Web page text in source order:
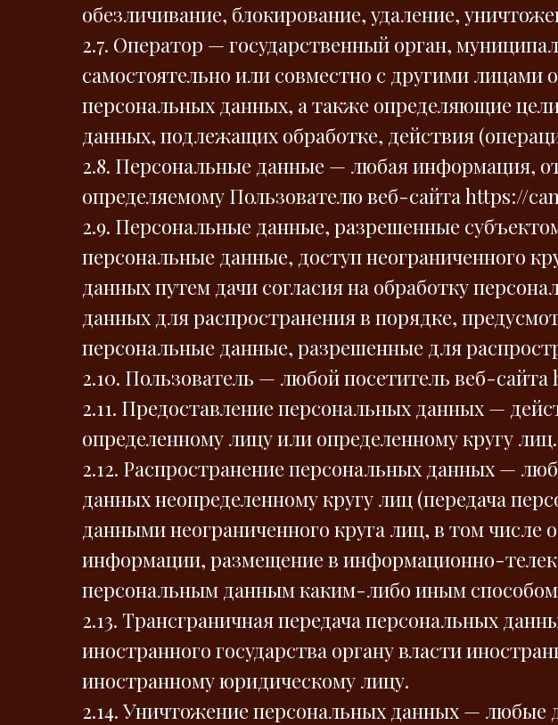
обезличивание, блокирование, удаление,
2.7. Оператор — государственный орган,
самостоятельно или совместно с другими
персональных данных, а также определяющие
данных, подлежащих обработке, действия
2.8. Персональные данные — любая информация,
определяемому Пользователю веб-сайта https://
2.9. Персональные данные, разрешенные
персональные данные, доступ неограниченного
данных путем дачи согласия на обработку
данных для распространения в порядке,
персональные данные, разрешенные для
2.10. Пользователь — любой посетитель веб-
2.11. Предоставление персональных данных —
определенному лицу или определенному кругу лиц.
2.12. Распространение персональных данных —
данных неопределенному кругу лиц (передача
данными неограниченного круга лиц, в том числе
информации, размещение в информационно-
персональным данным каким-либо иным
2.13. Трансграничная передача персональных
иностранного государства органу власти
иностранному юридическому лицу.
2.14. Уничтожение персональных данных — любые